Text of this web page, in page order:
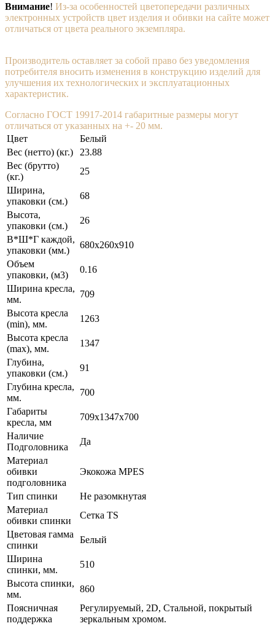
Внимание! Из-за особенностей цветопередачи различных
электронных устройств цвет изделия и обивки на сайте может
отличаться от цвета реального экземпляра.
Производитель оставляет за собой право без уведомления
потребителя вносить изменения в конструкцию изделий для
улучшения их технологических и эксплуатационных
характеристик.
Согласно ГОСТ 19917-2014 габаритные размеры могут
отличаться от указанных на +- 20 мм.
Цвет
Белый
Вес (нетто) (кг.)
23.88
Вес (брутто)
(кг.)
25
Ширина,
упаковки (cм.)
68
Высота,
упаковки (cм.)
26
В*Ш*Г каждой,
упаковки (мм.)
680x260x910
Объем
упаковки, (м3)
0.16
Ширина кресла,
мм.
709
Высота кресла
(min), мм.
1263
Высота кресла
(max), мм.
1347
Глубина,
упаковки (см.)
91
Глубина кресла,
мм.
700
Габариты
кресла, мм
709x1347x700
Наличие
Подголовника
Да
Материал
обивки
подголовника
Экокожа MPES
Тип спинки
Не разомкнутая
Материал
обивки спинки
Сетка TS
Цветовая гамма
спинки
Белый
Ширина
спинки, мм.
510
Высота спинки,
мм.
860
Поясничная
поддержка
Регулируемый, 2D, Стальной, покрытый
зеркальным хромом.